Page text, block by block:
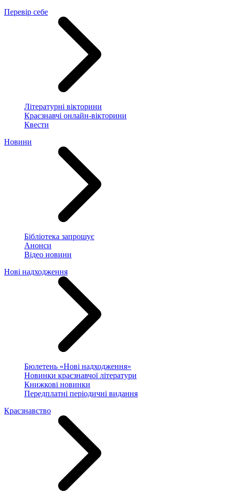
Перевір себе
Літературні вікторини
Краєзнавчі онлайн-вікторини
Квести
Новини
Бібліотека запрошує
Анонси
Відео новини
Нові надходження
Бюлетень «Нові надходження»
Новинки краєзнавчої літератури
Книжкові новинки
Передплатні періодичні видання
Краєзнавство